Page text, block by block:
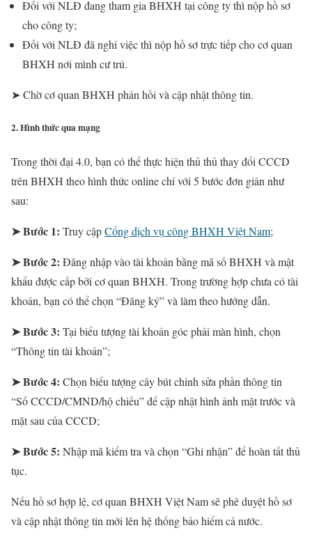
Đối với NLĐ đang tham gia BHXH tại công ty thì nộp hồ sơ
cho công ty;
Đối với NLĐ đã nghỉ việc thì nộp hồ sơ trực tiếp cho cơ quan
BHXH nơi mình cư trú.
➤ Chờ cơ quan BHXH phản hồi và cập nhật thông tin.
2. Hình thức qua mạng
Trong thời đại 4.0, bạn có thể thực hiện thủ thủ thay đổi CCCD
trên BHXH theo hình thức online chỉ với 5 bước đơn giản như
sau:
➤ Bước 1: Truy cậpCổng dịch vụ công BHXH Việt Nam;
➤ Bước 2: Đăng nhập vào tài khoản bằng mã số BHXH và mật
khẩu được cấp bởi cơ quan BHXH. Trong trường hợp chưa có tài
khoản, bạn có thể chọn “Đăng ký” và làm theo hướng dẫn.
➤ Bước 3: Tại biểu tượng tài khoản góc phải màn hình, chọn
“Thông tin tài khoản”;
➤ Bước 4: Chọn biểu tượng cây bút chỉnh sửa phần thông tin
“Số CCCD/CMND/hộ chiếu” để cập nhật hình ảnh mặt trước và
mặt sau của CCCD;
➤ Bước 5: Nhập mã kiểm tra và chọn “Ghi nhận” để hoàn tất thủ
tục.
Nếu hồ sơ hợp lệ, cơ quan BHXH Việt Nam sẽ phê duyệt hồ sơ
và cập nhật thông tin mới lên hệ thống bảo hiểm cả nước.